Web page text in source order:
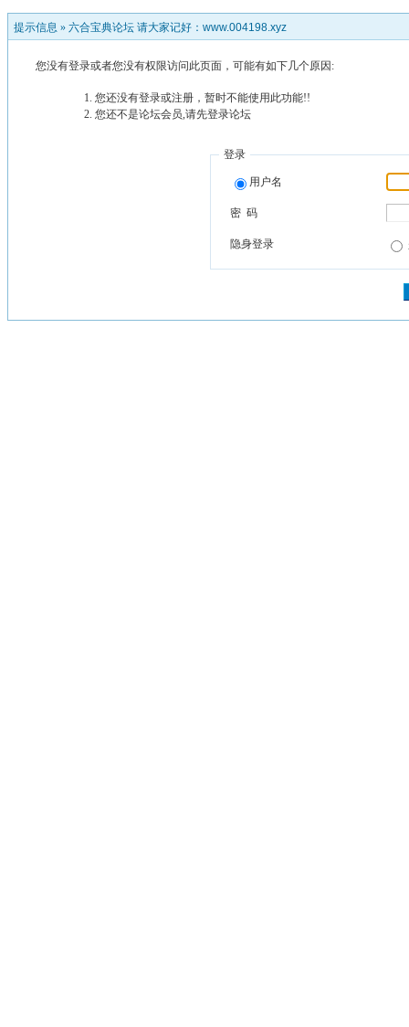
提示信息 » 六合宝典论坛 请大家记好：www.004198.xyz
您没有登录或者您没有权限访问此页面，可能有如下几个原因:
您还没有登录或注册，暂时不能使用此功能!!
您还不是论坛会员,请先登录论坛
登录
用户名
密 码
隐身登录